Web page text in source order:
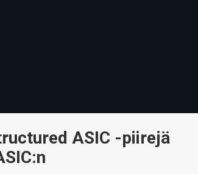
ASIC -piirejä